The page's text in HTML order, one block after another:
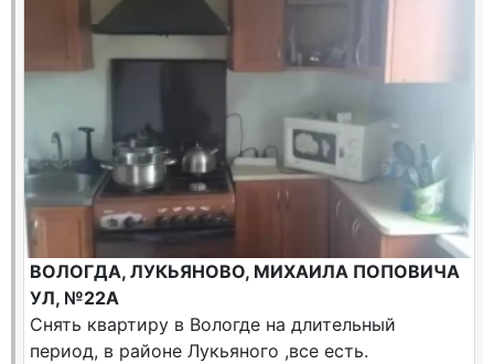
ВОЛОГДА, ЛУКЬЯНОВО, МИХАИЛА ПОПОВИЧА
УЛ, №22А
Снять квартиру в Вологде на длительный
период, в районе Лукьяного ,все есть.